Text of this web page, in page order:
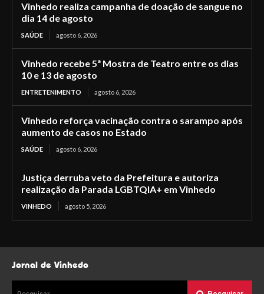
Vinhedo realiza campanha de doação de sangue no
dia 14 de agosto
SAÚDE agosto 6, 2026
Vinhedo recebe 5ª Mostra de Teatro entre os dias
10 e 13 de agosto
ENTRETENIMENTO agosto 6, 2026
Vinhedo reforça vacinação contra o sarampo após
aumento de casos no Estado
SAÚDE agosto 6, 2026
Justiça derruba veto da Prefeitura e autoriza
realização da Parada LGBTQIA+ em Vinhedo
VINHEDO agosto 5, 2026
Jornal de Vinhedo